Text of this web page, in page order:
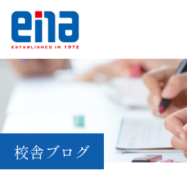
校舎ブログ